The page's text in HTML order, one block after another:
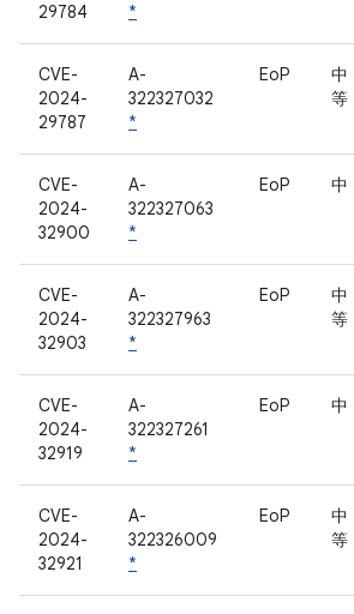
29784
*
CVE-
2024-
29787
A-
322327032
*
EoP
中
等
CVE-
2024-
32900
A-
322327063
*
EoP 中
CVE-
2024-
32903
A-
322327963
*
EoP
中
等
CVE-
2024-
32919
A-
322327261
*
EoP 中
CVE-
2024-
32921
A-
322326009
*
EoP
中
等